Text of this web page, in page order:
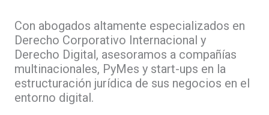
Con abogados altamente especializados en
Derecho Corporativo Internacional y
Derecho Digital, asesoramos a compañías
multinacionales, PyMes y start-ups en la
estructuración jurídica de sus negocios en el
entorno digital.